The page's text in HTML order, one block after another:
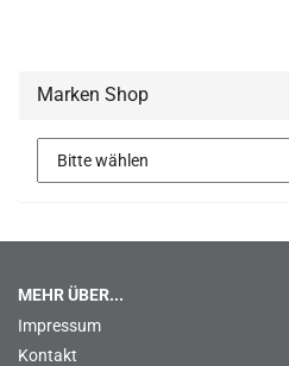
Marken Shop
MEHR ÜBER...
Impressum
Kontakt